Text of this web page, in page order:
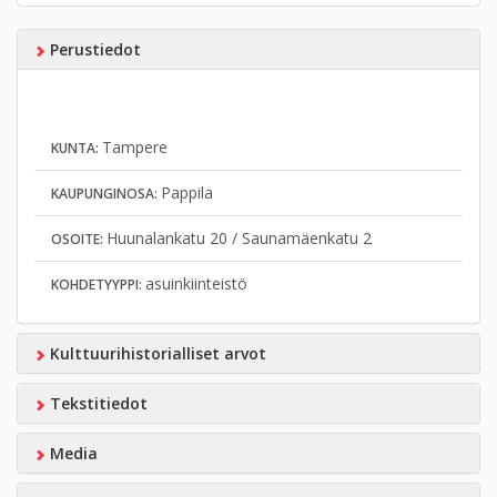
Perustiedot
KUNTA: Tampere
KAUPUNGINOSA: Pappila
OSOITE: Huunalankatu 20 / Saunamäenkatu 2
KOHDETYYPPI: asuinkiinteistö
Kulttuurihistorialliset arvot
Tekstitiedot
Media